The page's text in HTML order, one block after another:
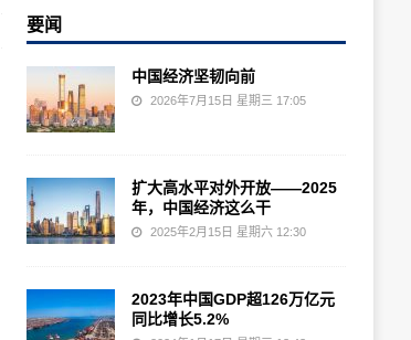
要闻
中国经济坚韧向前
2026年7月15日 星期三 17:05
扩大高水平对外开放——2025
年，中国经济这么干
2025年2月15日 星期六 12:30
2023年中国GDP超126万亿元
同比增长5.2%